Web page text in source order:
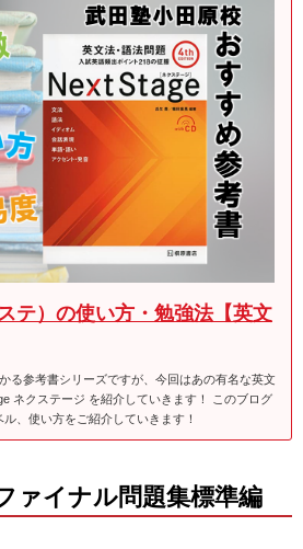
テ）の使い方・勉強法【英文
る参考書シリーズですが、今回はあの有名な英文
ネクステージ を紹介していきます！ このブログ
、使い方をご紹介していきます！
ァイナル問題集標準編